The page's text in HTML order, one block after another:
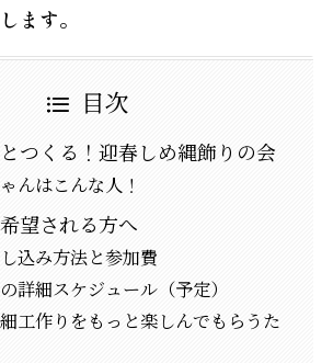
ます。
目次
つくる！迎春しめ縄飾りの会
んはこんな人！
望される方へ
込み方法と参加費
詳細スケジュール（予定）
工作りをもっと楽しんでもらうた